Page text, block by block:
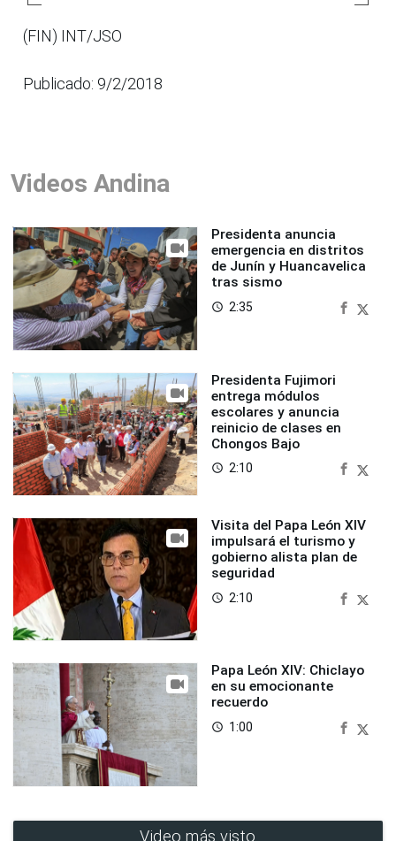
(FIN) INT/JSO
Publicado: 9/2/2018
Videos Andina
Presidenta anuncia
emergencia en distritos
de Junín y Huancavelica
tras sismo
access_time 2:35
Presidenta Fujimori
entrega módulos
escolares y anuncia
reinicio de clases en
Chongos Bajo
access_time 2:10
Visita del Papa León XIV
impulsará el turismo y
gobierno alista plan de
seguridad
access_time 2:10
Papa León XIV: Chiclayo
en su emocionante
recuerdo
access_time 1:00
Video más visto